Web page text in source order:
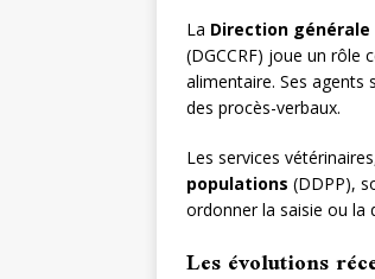
La Direction
(DGCCRF) joue un rôle
alimentaire. Ses agents
des procès-verbaux.
Les services
populations (DDPP),
ordonner la saisie ou la
Les évolutions